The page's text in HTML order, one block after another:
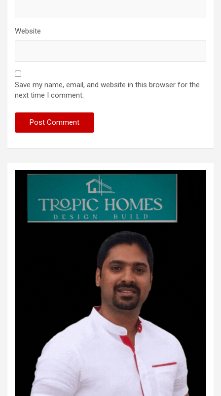
Website
Save my name, email, and website in this browser for the
next time I comment.